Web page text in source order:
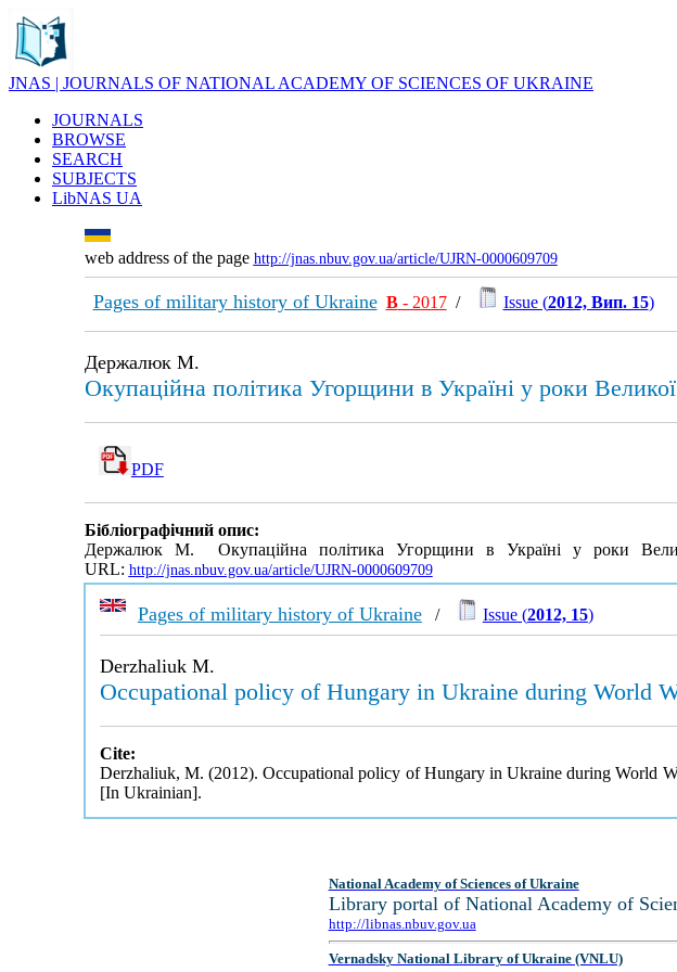
JNAS | JOURNALS OF NATIONAL ACADEMY OF SCIENCES OF UKRAINE
JOURNALS
BROWSE
SEARCH
SUBJECTS
LibNAS UA
web address of the page http://jnas.nbuv.gov.ua/article/UJRN-0000609709
Pages of military history of Ukraine В- 2017/ Issue (2012, Вип. 15)
Держалюк М.
Окупаційна політика Угорщини в Україні у роки
PDF
Бібліографічний опис:
Держалюк М. Окупаційна політика Угорщини в Україні у роки
URL: http://jnas.nbuv.gov.ua/article/UJRN-0000609709
Pages of military history of Ukraine/ Issue (2012, 15)
Derzhaliuk M.
Occupational policy of Hungary in Ukraine during World
Cite:
Derzhaliuk, M. (2012). Occupational policy of Hungary in Ukraine during World
[In Ukrainian].
National Academy of Sciences of Ukraine
Library portal of National Academy of
http://libnas.nbuv.gov.ua
Vernadsky National Library of Ukraine (VNLU)